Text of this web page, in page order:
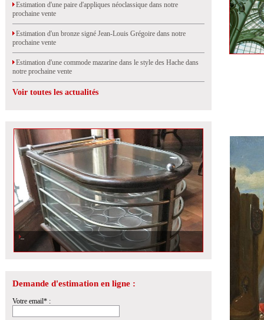
Estimation d'une paire d'appliques néoclassique dans notre
prochaine vente
Estimation d'un bronze signé Jean-Louis Grégoire dans notre
prochaine vente
Estimation d'une commode mazarine dans le style des Hache dans
notre prochaine vente
Voir toutes les actualités
Estimation d\'un bar roulant attribué à Louis Sognot dans notre prochaine
vente à Marseille
Demande d'estimation en ligne :
Votre email* :